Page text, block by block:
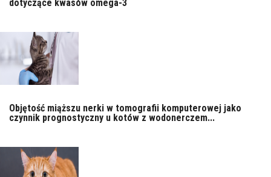
dotyczące kwasów omega-3
Objętość miąższu nerki w tomografii komputerowej jako
czynnik prognostyczny u kotów z wodonerczem...